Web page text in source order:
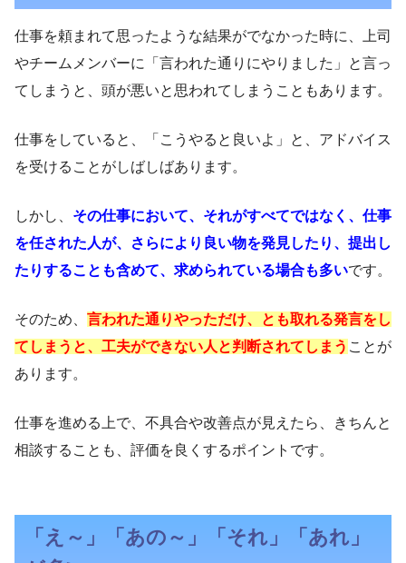
仕事を頼まれて思ったような結果がでなかった時に、上司
やチームメンバーに「言われた通りにやりました」と言っ
てしまうと、頭が悪いと思われてしまうこともあります。
仕事をしていると、「こうやると良いよ」と、アドバイス
を受けることがしばしばあります。
しかし、 その仕事において、それがすべてではなく、仕事
を任された人が、さらにより良い物を発見したり、提出し
たりすることも含めて、求められている場合も多いです。
そのため、 言われた通りやっただけ、とも取れる発言をし
てしまうと、工夫ができない人と判断されてしまう ことが
あります。
仕事を進める上で、不具合や改善点が見えたら、きちんと
相談することも、評価を良くするポイントです。
「え～」「あの～」「それ」「あれ」